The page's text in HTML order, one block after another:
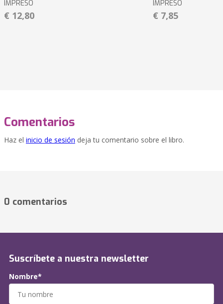
IMPRESO
€ 12,80
IMPRESO
€ 7,85
Comentarios
Haz el inicio de sesión deja tu comentario sobre el libro.
0 comentarios
Suscríbete a nuestra newsletter
Nombre*